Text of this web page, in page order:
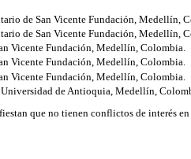
de San Vicente Fundación, Medellín,
de San Vicente Fundación, Medellín,
Vicente Fundación, Medellín, Colombia.
Vicente Fundación, Medellín, Colombia.
Vicente Fundación, Medellín, Colombia.
Universidad de Antioquia, Medellín,
que no tienen conflictos de interés en